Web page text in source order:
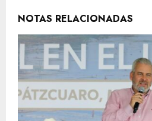
NOTAS RELACIONADAS